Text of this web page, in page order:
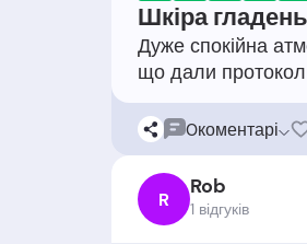
Шкіра
Дуже спокійна
0коментарі
R Rob
1 відгукiв